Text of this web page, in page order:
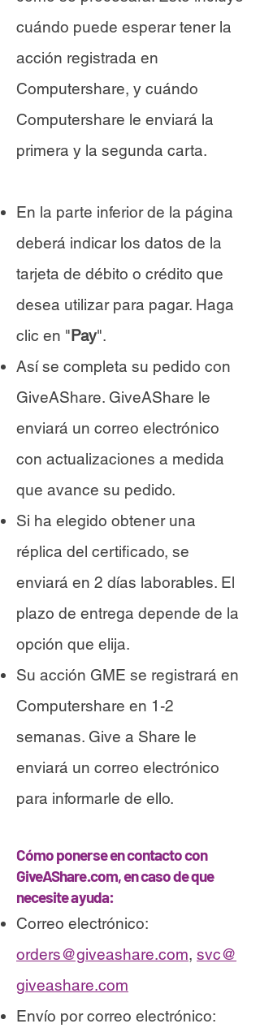
cuándo puede esperar tener la
acción registrada en
Computershare, y cuándo
Computershare le enviará la
primera y la segunda carta.
En la parte inferior de la página
deberá indicar los datos de la
tarjeta de débito o crédito que
desea utilizar para pagar. Haga
clic en "Pay".
Así se completa su pedido con
GiveAShare. GiveAShare le
enviará un correo electrónico
con actualizaciones a medida
que avance su pedido.
Si ha elegido obtener una
réplica del certificado, se
enviará en 2 días laborables. El
plazo de entrega depende de la
opción que elija.
Su acción GME se registrará en
Computershare en 1-2
semanas. Give a Share le
enviará un correo electrónico
para informarle de ello.
Cómo ponerse en contacto con
GiveAShare.com, en caso de que
necesite ayuda:
Correo electrónico:
orders@giveashare.com, svc@
giveashare.com
Envío por correo electrónico: